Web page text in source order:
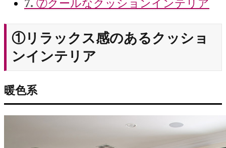
7. ⑦クールなクッションインテリア
①リラックス感のあるクッショ
ンインテリア
暖色系